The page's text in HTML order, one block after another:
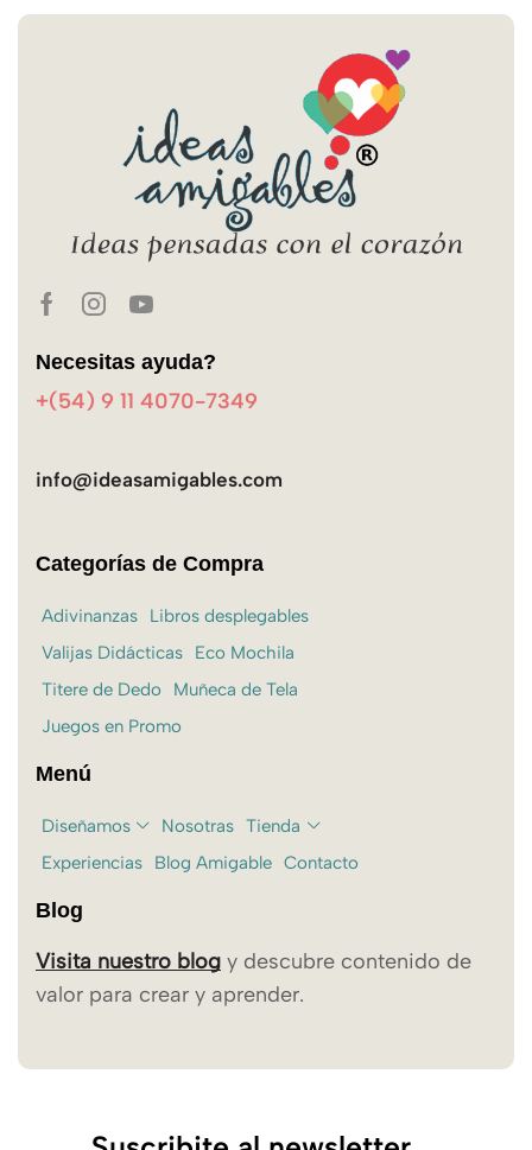
Necesitas ayuda?
+(54) 9 11 4070-7349
info@ideasamigables.com
Categorías de Compra
Adivinanzas
Libros desplegables
Valijas Didácticas
Eco Mochila
Titere de Dedo
Muñeca de Tela
Juegos en Promo
Menú
Diseñamos Nosotras Tienda
Experiencias
Blog Amigable Contacto
Blog
Visita nuestro blog y descubre contenido de
valor para crear y aprender.